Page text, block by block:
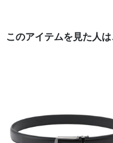
このアイテムを見た人